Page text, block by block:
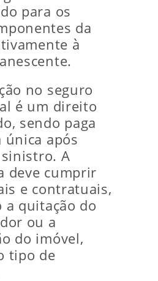
para os
da
à
no seguro
é um direito
sendo paga
única após
A
deve cumprir
e contratuais,
a quitação do
ou a
do imóvel,
tipo de